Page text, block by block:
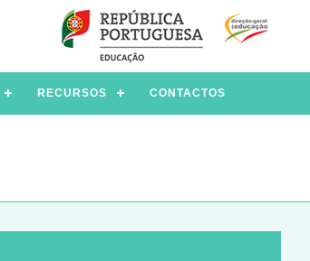
RECURSOS CONTACTOS